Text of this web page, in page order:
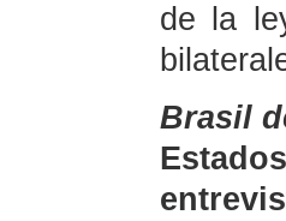
de la
Brasil